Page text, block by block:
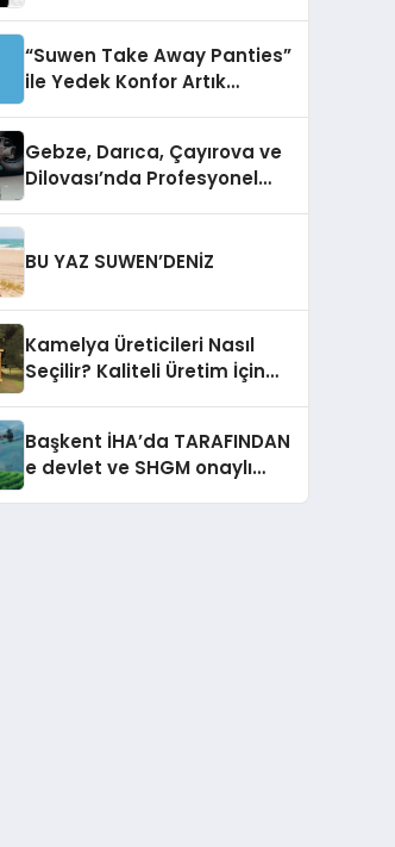
“Suwen Take Away Panties”
ile Yedek Konfor Artık
Gebze, Darıca, Çayırova ve
Dilovası’nda Profesyonel
BU YAZ SUWEN’DENİZ
Kamelya Üreticileri Nasıl
Seçilir? Kaliteli Üretim İçin
Başkent İHA’da TARAFINDAN
e devlet ve SHGM onaylı